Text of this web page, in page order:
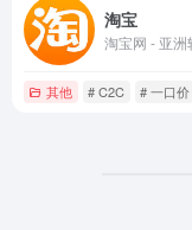
淘宝
其他 # C2C # 一口价